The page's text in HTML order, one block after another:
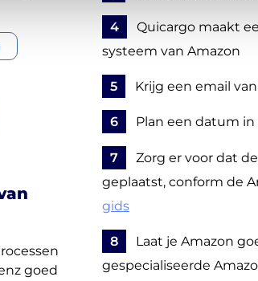
goed
4
Quicargo maakt
systeem van Amazon
5 Krijg een email
6 Plan een datum
7
Zorg er voor dat
geplaatst, conform de
gids
8
Laat je Amazon
gespecialiseerde